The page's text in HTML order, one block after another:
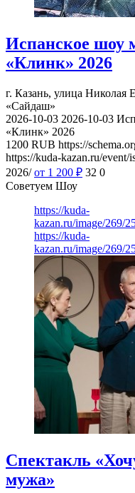
Испанское шоу
«Клинк» 2026
г. Казань, улица Николая
«Сайдаш»
2026-10-03 2026-10-03
«Клинк» 2026
1200 RUB https://
https://kuda-kazan.ru/
2026/ от 1 200 ₽ 32 0
Советуем Шоу
https://kuda-
kazan.ru/image/269/
https://kuda-
kazan.ru/image/269/
Спектакль
мужа»